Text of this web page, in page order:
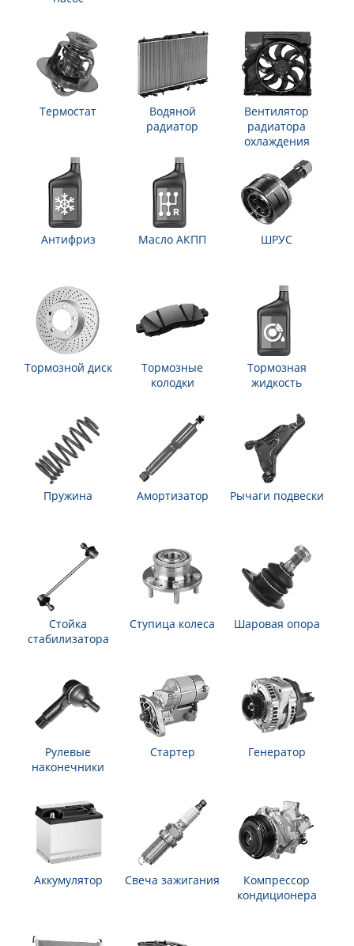
Термостат
Водяной
радиатор
Вентилятор
радиатора
охлаждения
Антифриз Масло АКПП ШРУС
Тормозной диск
Тормозные
колодки
Тормозная
жидкость
Пружина Амортизатор Рычаги подвески
Стойка
стабилизатора
Ступица колеса Шаровая опора
Рулевые
наконечники
Стартер Генератор
Аккумулятор Свеча зажигания
Компрессор
кондиционера